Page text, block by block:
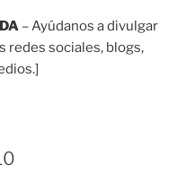
– Ayúdanos a divulgar
redes sociales, blogs,